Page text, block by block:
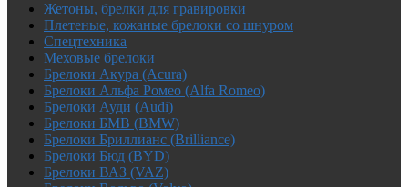
Жетоны, брелки для гравировки
Плетеные, кожаные брелоки со шнуром
Спецтехника
Меховые брелоки
Брелоки Акура (Acura)
Брелоки Альфа Ромео (Alfa Romeo)
Брелоки Ауди (Audi)
Брелоки БМВ (BMW)
Брелоки Бриллианс (Brilliance)
Брелоки Бюд (BYD)
Брелоки ВАЗ (VAZ)